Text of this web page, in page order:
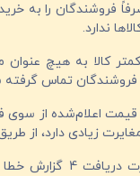
صرفاً فروشندگان را به
ندارد.
کالا به هیچ عنوان
فروشندگان تماس گرفته
قیمت اعلام‌شده از
زیادی دارد، از
در صورت